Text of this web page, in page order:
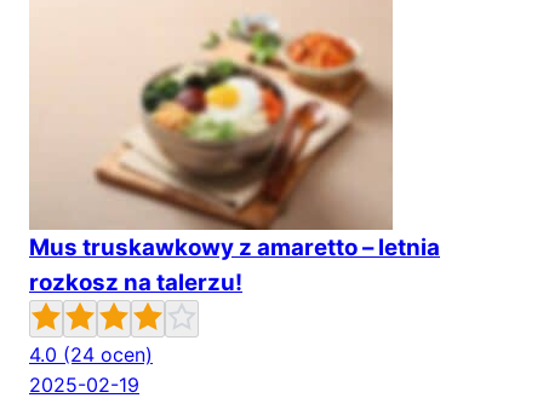
Mus truskawkowy z amaretto – letnia
rozkosz na talerzu!
4.0 (24 ocen)
2025-02-19